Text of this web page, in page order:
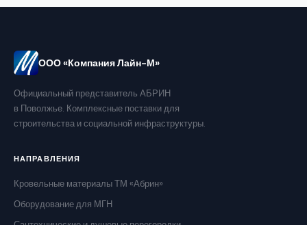
ООО «Компания Лайн-М»
Официальный представитель АБРИН
в Поволжье. Комплексные поставки для
строительства и социальной инфраструктуры.
НАПРАВЛЕНИЯ
Кровельные материалы ТМ «Абрин»
Оборудование для МГН